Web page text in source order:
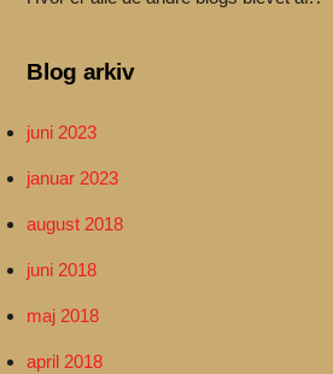
Blog arkiv
juni 2023
januar 2023
august 2018
juni 2018
maj 2018
april 2018